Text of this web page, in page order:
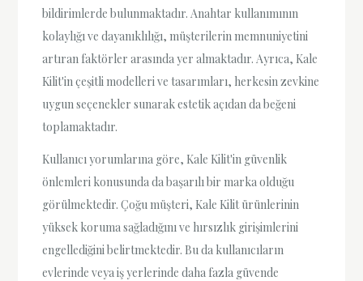
bildirimlerde bulunmaktadır. Anahtar kullanımının
kolaylığı ve dayanıklılığı, müşterilerin memnuniyetini
artıran faktörler arasında yer almaktadır. Ayrıca, Kale
Kilit'in çeşitli modelleri ve tasarımları, herkesin zevkine
uygun seçenekler sunarak estetik açıdan da beğeni
toplamaktadır.
Kullanıcı yorumlarına göre, Kale Kilit'in güvenlik
önlemleri konusunda da başarılı bir marka olduğu
görülmektedir. Çoğu müşteri, Kale Kilit ürünlerinin
yüksek koruma sağladığını ve hırsızlık girişimlerini
engellediğini belirtmektedir. Bu da kullanıcıların
evlerinde veya iş yerlerinde daha fazla güvende